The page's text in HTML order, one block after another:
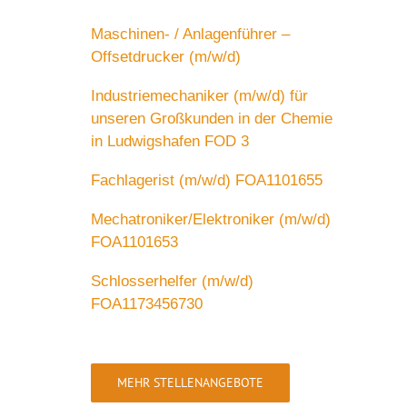
Maschinen- / Anlagenführer –
Offsetdrucker (m/w/d)
Industriemechaniker (m/w/d) für
unseren Großkunden in der Chemie
in Ludwigshafen FOD 3
Fachlagerist (m/w/d) FOA1101655
Mechatroniker/Elektroniker (m/w/d)
FOA1101653
Schlosserhelfer (m/w/d)
FOA1173456730
MEHR STELLENANGEBOTE